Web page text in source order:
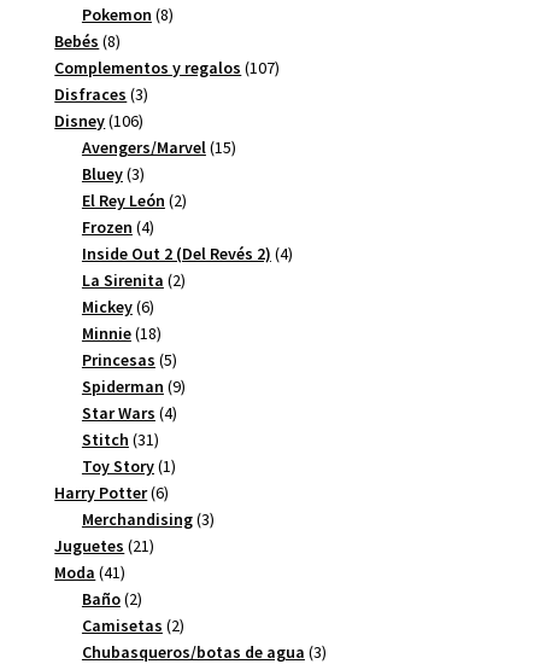
productos
Pokemon 88
Bebés 88
productos
Complementos y regalos 107107
Disfraces 33
Disney 106106
productos
Avengers/Marvel 1515
Bluey 33
productos
El Rey León 22
Frozen 44
productos
Inside Out 2 (Del Revés 2) 44
La Sirenita 22
Mickey 66
productos
Minnie 1818
productos
Princesas 55
productos
Spiderman 99
Star Wars 44
Stitch 3131
productos
Toy Story 11
Harry Potter 66
productos
Merchandising 33
Juguetes 2121
Moda 4141
productos
Baño 22
productos
Camisetas 22
productos
Chubasqueros/botas de agua 33